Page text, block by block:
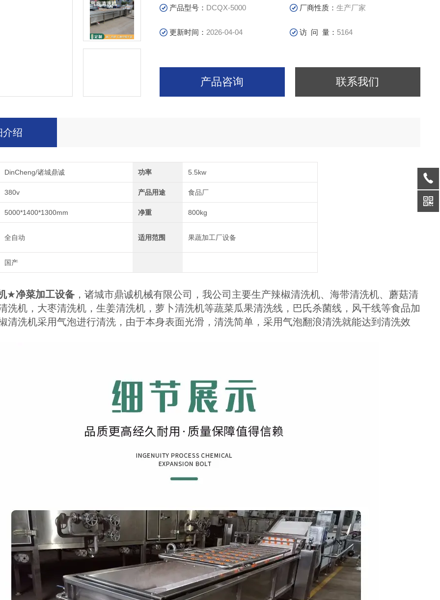
产品型号： DCQX-5000 厂商性质：生产厂家
更新时间： 2026-04-04 访 问 量： 5164
产品咨询 联系我们
介绍
DinCheng/诸城鼎诚 功率 5.5kw
380v 产品用途 食品厂
5000*1400*1300mm 净重 800kg
全自动 适用范围 果蔬加工厂设备
国产
★净菜加工设备，诸城市鼎诚机械有限公司，我公司主要生产辣椒清洗机、海带清洗机、蘑菇清
洗机，大枣清洗机，生姜清洗机，萝卜清洗机等蔬菜瓜果清洗线，巴氏杀菌线，风干线等食品加
清洗机采用气泡进行清洗，由于本身表面光滑，清洗简单，采用气泡翻浪清洗就能达到清洗效